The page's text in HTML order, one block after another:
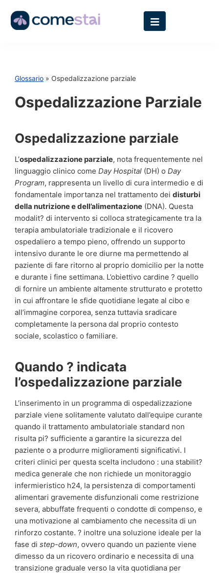
Glossario » Ospedalizzazione parziale
Ospedalizzazione Parziale
Ospedalizzazione parziale
L’ospedalizzazione parziale, nota frequentemente nel
linguaggio clinico come Day Hospital (DH) o Day
Program, rappresenta un livello di cura intermedio e di
fondamentale importanza nel trattamento dei disturbi
della nutrizione e dell’alimentazione (DNA). Questa
modalit? di intervento si colloca strategicamente tra la
terapia ambulatoriale tradizionale e il ricovero
ospedaliero a tempo pieno, offrendo un supporto
intensivo durante le ore diurne ma permettendo al
paziente di fare ritorno al proprio domicilio per la notte
e durante i fine settimana. L’obiettivo cardine ? quello
di fornire un ambiente altamente strutturato e protetto
in cui affrontare le sfide quotidiane legate al cibo e
all’immagine corporea, senza tuttavia sradicare
completamente la persona dal proprio contesto
sociale, scolastico o familiare.
Quando ? indicata
l’ospedalizzazione parziale
L’inserimento in un programma di ospedalizzazione
parziale viene solitamente valutato dall’equipe curante
quando il trattamento ambulatoriale standard non
risulta pi? sufficiente a garantire la sicurezza del
paziente o a produrre miglioramenti significativi. I
criteri clinici per questa scelta includono : una stabilit?
medica generale che non richiede un monitoraggio
infermieristico h24, la persistenza di comportamenti
alimentari gravemente disfunzionali come restrizione
severa, abbuffate frequenti o condotte di compenso, e
una motivazione al cambiamento che necessita di un
rinforzo costante. ? inoltre una soluzione ideale per la
fase di step-down, ovvero quando un paziente viene
dimesso da un ricovero ordinario e necessita di una
transizione graduale verso la vita quotidiana per